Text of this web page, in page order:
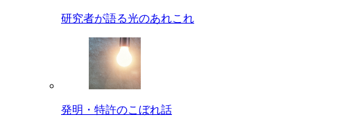
研究者が語る光のあれこれ
発明・特許のこぼれ話